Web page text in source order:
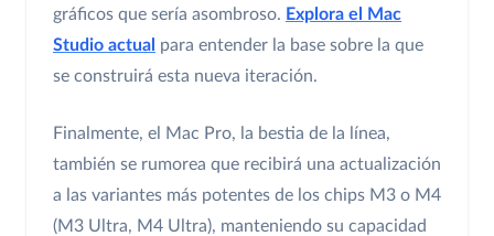
gráficos que sería asombroso. Explora el Mac
Studio actual para entender la base sobre la que
se construirá esta nueva iteración.
Finalmente, el Mac Pro, la bestia de la línea,
también se rumorea que recibirá una actualización
a las variantes más potentes de los chips M3 o M4
(M3 Ultra, M4 Ultra), manteniendo su capacidad